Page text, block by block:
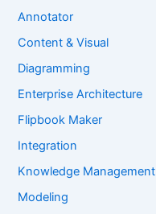
Annotator
Content & Visual
Diagramming
Enterprise Architecture
Flipbook Maker
Integration
Knowledge Management
Modeling